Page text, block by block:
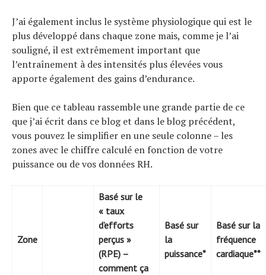
J’ai également inclus le système physiologique qui est le
plus développé dans chaque zone mais, comme je l’ai
souligné, il est extrêmement important que
l’entraînement à des intensités plus élevées vous
apporte également des gains d’endurance.
Bien que ce tableau rassemble une grande partie de ce
que j’ai écrit dans ce blog et dans le blog précédent,
vous pouvez le simplifier en une seule colonne – les
zones avec le chiffre calculé en fonction de votre
puissance ou de vos données RH.
Zone
Basé sur le
« taux
d’efforts
perçus »
(RPE) –
comment ça
Basé sur
la
puissance*
Basé sur la
fréquence
cardiaque**